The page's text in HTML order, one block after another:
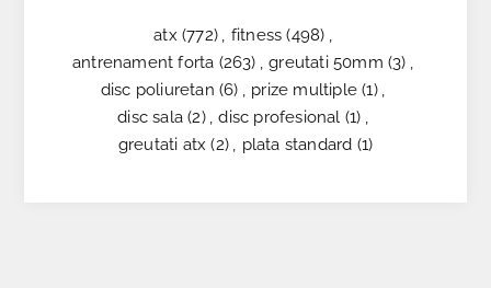
atx (772) , fitness (498) ,
antrenament forta (263) , greutati 50mm (3) ,
disc poliuretan (6) , prize multiple (1) ,
disc sala (2) , disc profesional (1) ,
greutati atx (2) , plata standard (1)